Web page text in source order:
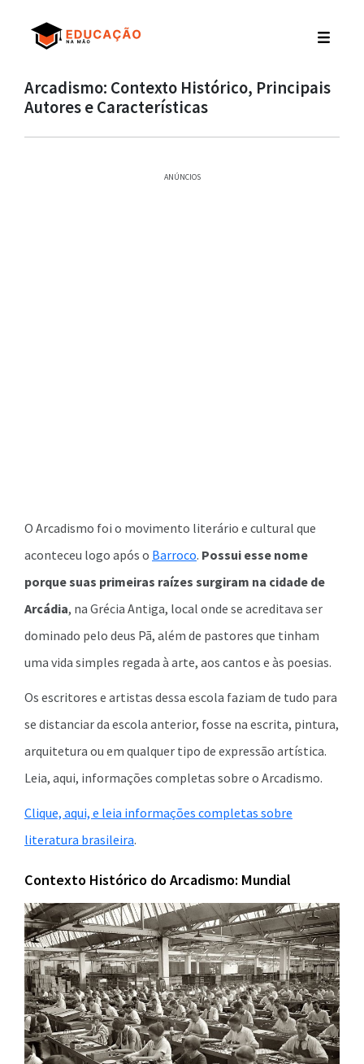
Arcadismo: Contexto Histórico, Principais
Autores e Características
ANÚNCIOS
O Arcadismo foi o movimento literário e cultural que
aconteceu logo após o Barroco. Possui esse nome
porque suas primeiras raízes surgiram na cidade de
Arcádia, na Grécia Antiga, local onde se acreditava ser
dominado pelo deus Pã, além de pastores que tinham
uma vida simples regada à arte, aos cantos e às poesias.
Os escritores e artistas dessa escola faziam de tudo para
se distanciar da escola anterior, fosse na escrita, pintura,
arquitetura ou em qualquer tipo de expressão artística.
Leia, aqui, informações completas sobre o Arcadismo.
Clique, aqui, e leia informações completas sobre
literatura brasileira.
Contexto Histórico do Arcadismo: Mundial